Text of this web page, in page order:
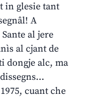
in glesie tant
A
al jere
al cjant de
dongje alc, ma
cuant che